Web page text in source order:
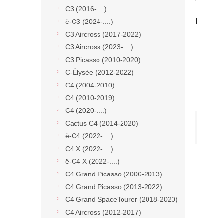
C3 (2016-....)
ë-C3 (2024-....)
C3 Aircross (2017-2022)
C3 Aircross (2023-....)
C3 Picasso (2010-2020)
C-Élysée (2012-2022)
C4 (2004-2010)
C4 (2010-2019)
C4 (2020-....)
Cactus C4 (2014-2020)
ë-C4 (2022-....)
C4 X (2022-....)
ë-C4 X (2022-....)
C4 Grand Picasso (2006-2013)
C4 Grand Picasso (2013-2022)
C4 Grand SpaceTourer (2018-2020)
C4 Aircross (2012-2017)